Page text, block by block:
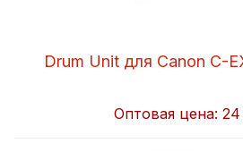
Drum Unit для Canon C-
Оптовая цена: 24